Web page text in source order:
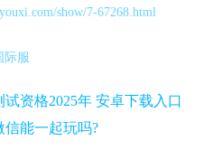
show/7-67268.html
际服
试资格2025年 安卓下载入口
信能一起玩吗?